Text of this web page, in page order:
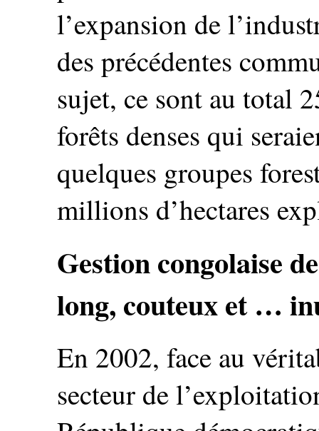
l’expansion de
des précédentes
sujet, ce sont au total
forêts denses qui
quelques groupes
millions d’hectares
Gestion congolaise
long, couteux et …
En 2002, face au
secteur de